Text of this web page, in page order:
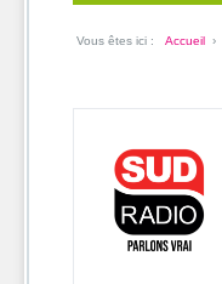
Vous êtes ici : Accueil ›